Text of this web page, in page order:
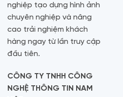
nghiệp tạo dựng hình ảnh
chuyên nghiệp và nâng
cao trải nghiệm khách
hàng ngay từ lần truy cập
đầu tiên.
CÔNG TY TNHH CÔNG
NGHỆ THÔNG TIN NAM